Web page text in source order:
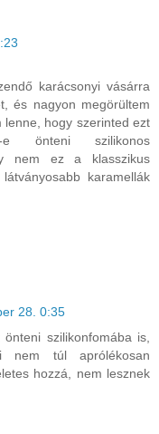
karácsonyi vásárra
és nagyon megörültem
hogy szerinted ezt
önteni szilikonos
nem ez a klasszikus
karamellák
28. 0:35
szilikonfomába is,
nem túl aprólékosan
hozzá, nem lesznek